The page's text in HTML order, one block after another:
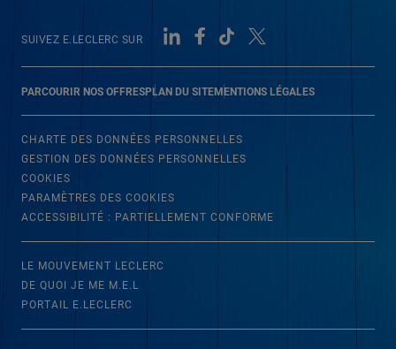
PARCOURIR NOS OFFRESPLAN DU SITEMENTIONS LÉGALES
SUIVEZ E.LECLERC SUR
CHARTE DES DONNÉES PERSONNELLES
GESTION DES DONNÉES PERSONNELLES
COOKIES
PARAMÈTRES DES COOKIES
ACCESSIBILITÉ : PARTIELLEMENT CONFORME
LE MOUVEMENT LECLERC
DE QUOI JE ME M.E.L
PORTAIL E.LECLERC